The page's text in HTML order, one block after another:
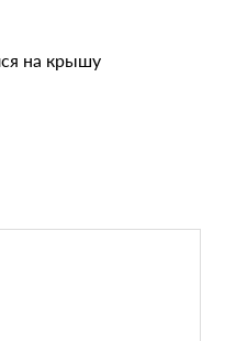
на крышу